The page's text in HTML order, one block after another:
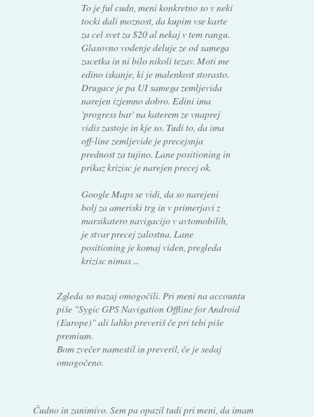
To je ful cudn, meni konkretno so v neki
tocki dali moznost, da kupim vse karte
za cel svet za $20 al nekaj v tem rangu.
Glasovno vodenje deluje ze od samega
zacetka in ni bilo nikoli tezav. Moti me
edino iskanje, ki je malenkost storasto.
Drugace je pa UI samega zemljevida
narejen izjemno dobro. Edini ima
'progress bar' na katerem ze vnaprej
vidis zastoje in kje so. Tudi to, da ima
off-line zemljevide je precejsnja
prednost za tujino. Lane positioning in
prikaz krizisc je narejen precej ok.
Google Maps se vidi, da so narejeni
bolj za ameriski trg in v primerjavi z
marsikatero navigacijo v avtomobilih,
je stvar precej zalostna. Lane
positioning je komaj viden, pregleda
krizisc nimas ...
Zgleda so nazaj omogočili. Pri meni na accountu
piše "Sygic GPS Navigation Offline for Android
(Europe)" ali lahko preveriš če pri tebi piše
premium.
Bom zvečer namestil in preveril, če je sedaj
omogočeno.
Čudno in zanimivo. Sem pa opazil tudi pri meni, da imam